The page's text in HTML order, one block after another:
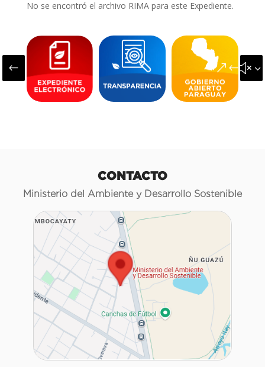
No se encontró el archivo RIMA para este Expediente.
#
CONTACTO
Ministerio del Ambiente y Desarrollo Sostenible